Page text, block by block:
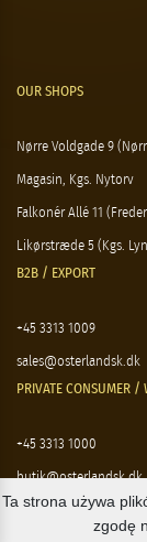
OUR SHOPS
Nørre Voldgade 9
Magasin, Kgs. Nytorv
Falkonér Allé 11
Likørstræde 5 (Kgs.
B2B / EXPORT
+45 3313 1009
sales@osterlandsk.dk
PRIVATE CONSUMER /
+45 3313 1000
butik@osterlandsk.dk
Ta strona używa
zgodę